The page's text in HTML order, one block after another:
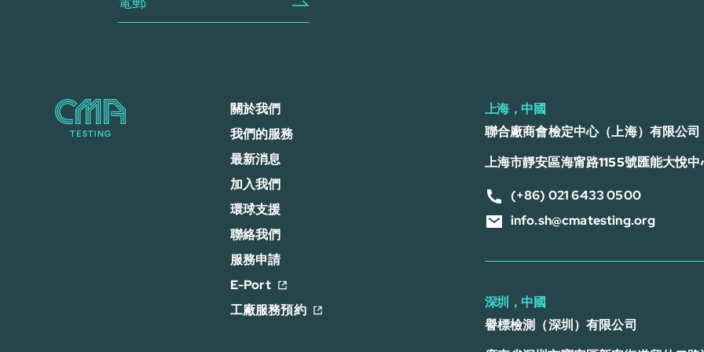
關於我們
我們的服務
最新消息
加入我們
環球支援
聯絡我們
服務申請
E-Port
工廠服務預約
上海，中國
聯合廠商會檢定中心（上海）有限公司
上海市靜安區海甯路1155號匯能大悅
(+86) 021 6433 0500
info.sh@cmatesting.org
深圳，中國
譽標檢測（深圳）有限公司